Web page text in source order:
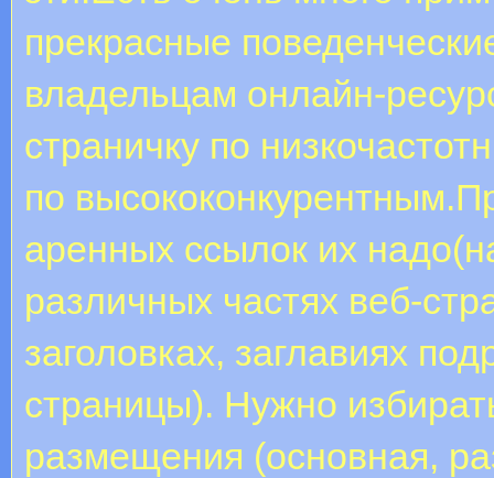
прекрасные
владельцам онлайн-
страничку по
по
аренных ссылок их
различных частях веб-
заголовках, заглавиях
страницы). Нужно
размещения (основная,